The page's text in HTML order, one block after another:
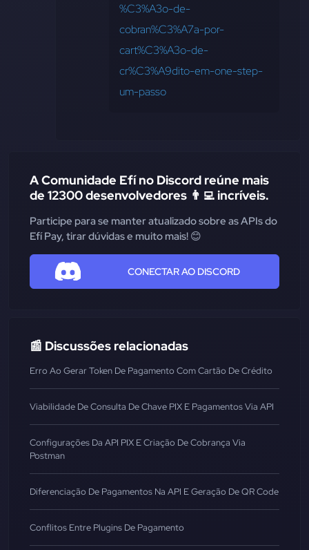
%C3%A3o-de-
cobran%C3%A7a-por-
cart%C3%A3o-de-
cr%C3%A9dito-em-one-step-
um-passo
A Comunidade Efí no Discord reúne mais
de 12300 desenvolvedores 👨‍💻 incríveis.
Participe para se manter atualizado sobre as APIs do
Efí Pay, tirar dúvidas e muito mais! 😊
CONECTAR AO DISCORD
📰 Discussões relacionadas
Erro Ao Gerar Token De Pagamento Com Cartão De Crédito
Viabilidade De Consulta De Chave PIX E Pagamentos Via API
Configurações Da API PIX E Criação De Cobrança Via
Postman
Diferenciação De Pagamentos Na API E Geração De QR Code
Conflitos Entre Plugins De Pagamento